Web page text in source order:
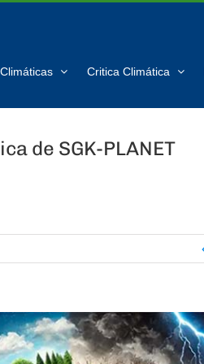
Critica Climática
de SGK-PLANET